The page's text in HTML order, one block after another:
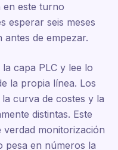
en este turno
esperar seis meses
de empezar.
capa PLC y lee lo
la propia línea. Los
curva de costes y la
distintas. Este
verdad monitorización
pesa en números la